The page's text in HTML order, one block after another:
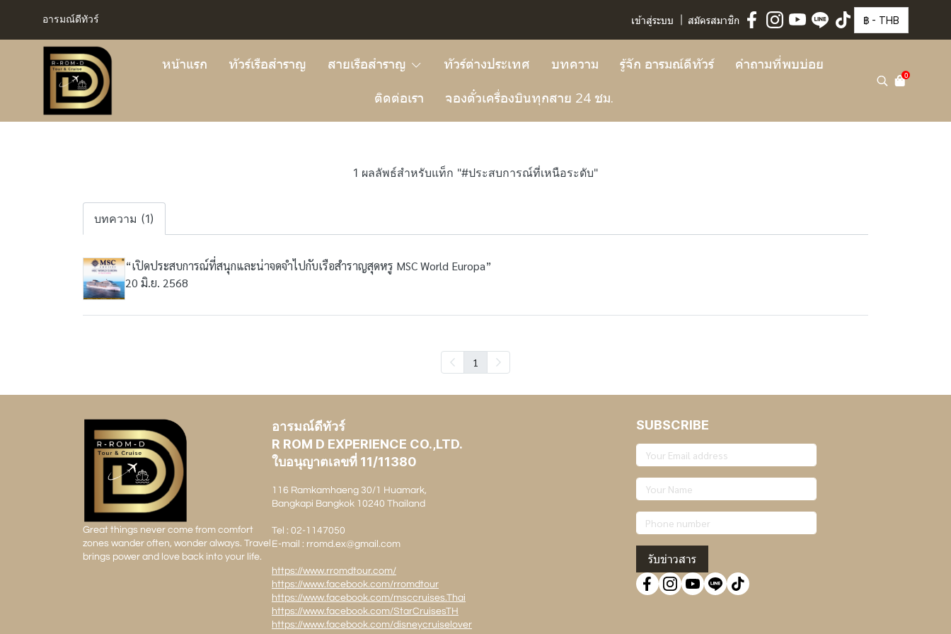
อารมณ์ดีทัวร์ เข้าสู่ระบบ สมัครสมาชิก ฿ - THB
หน้าแรก ทัวร์เรือสำราญ สายเรือสำราญ ทัวร์ต่างประเทศ บทความ รู้จัก อารมณ์ดีทัวร์
คำถามที่พบบ่อย
ติดต่อเรา
จองตั๋วเครื่องบินทุกสาย 24 ชม.
0
1 ผลลัพธ์สำหรับแท็ก "#ประสบการณ์ที่เหนือระดับ"
บทความ (1)
“เปิดประสบการณ์ที่สนุกและน่าจดจำไปกับเรือสำราญสุดหรู MSC World Europa”
20 มิ.ย. 2568
1
Great things never come from comfort
zones wander often, wonder always. Travel
brings power and love back into your life.
อารมณ์ดีทัวร์
R ROM D EXPERIENCE CO.,LTD.
ใบอนุญาตเลขที่ 11/11380
116 Ramkamhaeng 30/1 Huamark,
Bangkapi Bangkok 10240 Thailand
Tel : 02-1147050
E-mail : rromd.ex@gmail.com
https://www.rromdtour.com/
https://www.facebook.com/rromdtour
https://www.facebook.com/msccruises.Thai
https://www.facebook.com/StarCruisesTH
https://www.facebook.com/disneycruiselover
SUBSCRIBE
รับข่าวสาร